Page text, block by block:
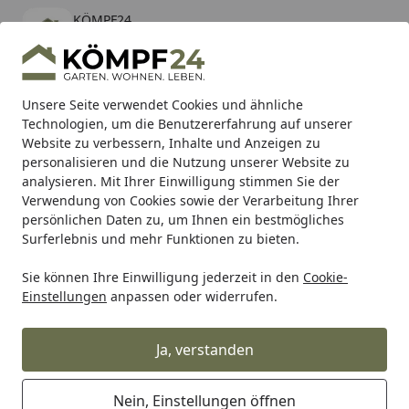
Unsere Seite verwendet Cookies und ähnliche
Technologien, um die Benutzererfahrung auf unserer
Website zu verbessern, Inhalte und Anzeigen zu
personalisieren und die Nutzung unserer Website zu
analysieren. Mit Ihrer Einwilligung stimmen Sie der
Verwendung von Cookies sowie der Verarbeitung Ihrer
persönlichen Daten zu, um Ihnen ein bestmögliches
Surferlebnis und mehr Funktionen zu bieten.
Sie können Ihre Einwilligung jederzeit in den Cookie-
Einstellungen anpassen oder widerrufen.
Ja, verstanden
Nein, Einstellungen öffnen
KÖMPF24
kostenlos - Im App Store
Hotline
Alle Produkte
Mein Konto
Suchen
Karibu Pools inkl. gratis Sandfilteranlage & Pool-
Starterset (Gesamtwert bis 468,99€)
Startseite
Alles für den Garten Gartengeräte & Gartenmaschinen
WOLF-Garten - Blumenkelle LU-2K